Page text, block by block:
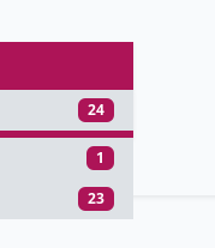
24
1
23